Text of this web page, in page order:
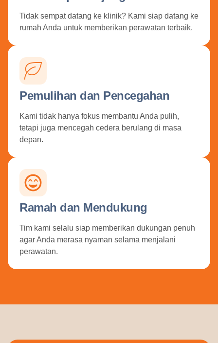
Tidak sempat datang ke klinik? Kami siap datang ke
rumah Anda untuk memberikan perawatan terbaik.
Pemulihan dan Pencegahan
Kami tidak hanya fokus membantu Anda pulih,
tetapi juga mencegah cedera berulang di masa
depan.
Ramah dan Mendukung
Tim kami selalu siap memberikan dukungan penuh
agar Anda merasa nyaman selama menjalani
perawatan.